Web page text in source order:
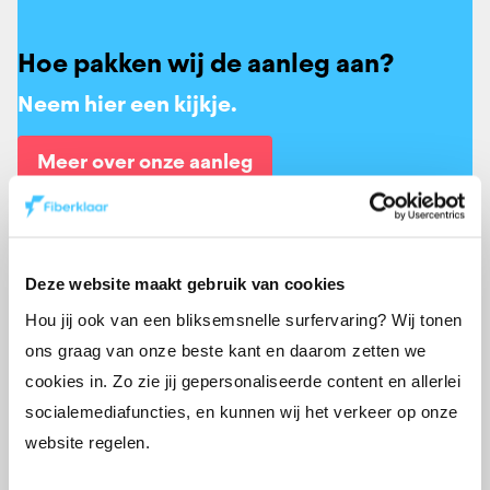
Deze website maakt gebruik van cookies
Hou jij ook van een bliksemsnelle surfervaring? Wij tonen
ons graag van onze beste kant en daarom zetten we
cookies in. Zo zie jij gepersonaliseerde content en allerlei
socialemediafuncties, en kunnen wij het verkeer op onze
website regelen.
Hoe pakken wij de aanleg aan?
Neem hier een kijkje.
Meer over onze aanleg